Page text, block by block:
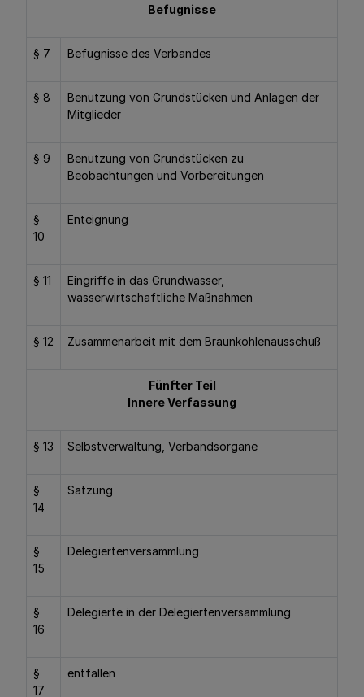
Befugnisse
§ 7 Befugnisse des Verbandes
§ 8
Benutzung von Grundstücken und Anlagen der
Mitglieder
§ 9
Benutzung von Grundstücken zu
Beobachtungen und Vorbereitungen
§
10
Enteignung
§ 11
Eingriffe in das Grundwasser,
wasserwirtschaftliche Maßnahmen
§ 12 Zusammenarbeit mit dem Braunkohlenausschuß
Fünfter Teil
Innere Verfassung
§ 13 Selbstverwaltung, Verbandsorgane
§
14
Satzung
§
15
Delegiertenversammlung
§
16
Delegierte in der Delegiertenversammlung
§
17
entfallen